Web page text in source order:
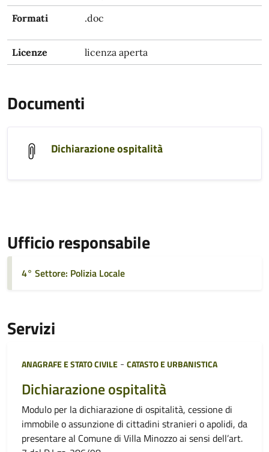
Formati .doc
Licenze licenza aperta
Documenti
Dichiarazione ospitalità
Ufficio responsabile
4° Settore: Polizia Locale
Servizi
Categoria:
ANAGRAFE E STATO CIVILE - CATASTO E URBANISTICA
Dichiarazione ospitalità
Modulo per la dichiarazione di ospitalità, cessione di
immobile o assunzione di cittadini stranieri o apolidi, da
presentare al Comune di Villa Minozzo ai sensi dell’art.